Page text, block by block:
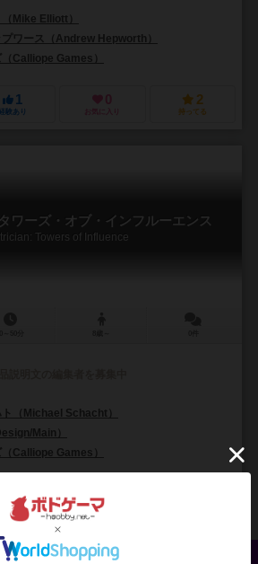
Mike Elliott）
ワース（Andrew Hepworth）
Calliope Games）
1
経験あり
0
お気に入り
2
持ってる
ワーズ・オブ・インフルーエンス
Towers of Influence
（Michael Schacht）
Main）
Calliope Games）
経験あり お気に入り